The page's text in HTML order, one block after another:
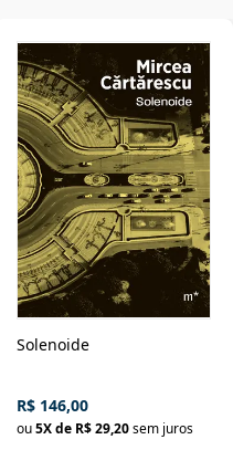
Solenoide
R$ 146,00
ou 5X de R$ 29,20 sem juros